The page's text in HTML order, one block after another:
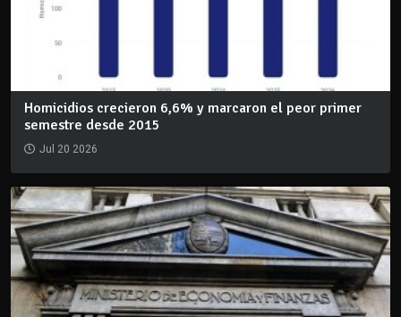
Homicidios crecieron 6,6% y marcaron el peor primer
semestre desde 2015
Jul 20 2026